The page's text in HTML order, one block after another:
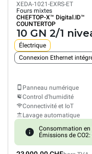
XEDA-1021-EXRS-ET
Fours mixtes
CHEFTOP-X™ Digital.ID™
COUNTERTOP
10 GN 2/1
Électrique
Connexion Ethernet
Panneau numérique
Control d'humidité
Connectivité et IoT
Lavage automatique
Consommation en
Émissions de